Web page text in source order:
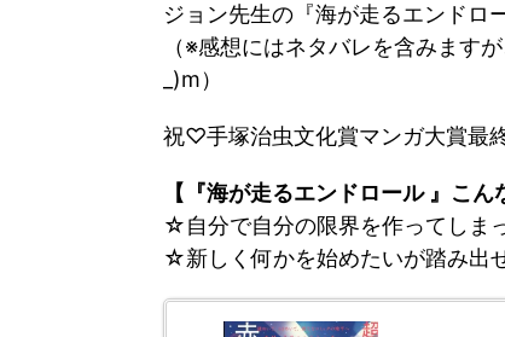
ジョン先生の『海が走るエンドロ
（※感想にはネタバレを含みます
_)m）
祝♡手塚治虫文化賞マンガ大賞最
【『海が走るエンドロール 』こん
☆自分で自分の限界を作ってしま
☆新しく何かを始めたいが踏み出